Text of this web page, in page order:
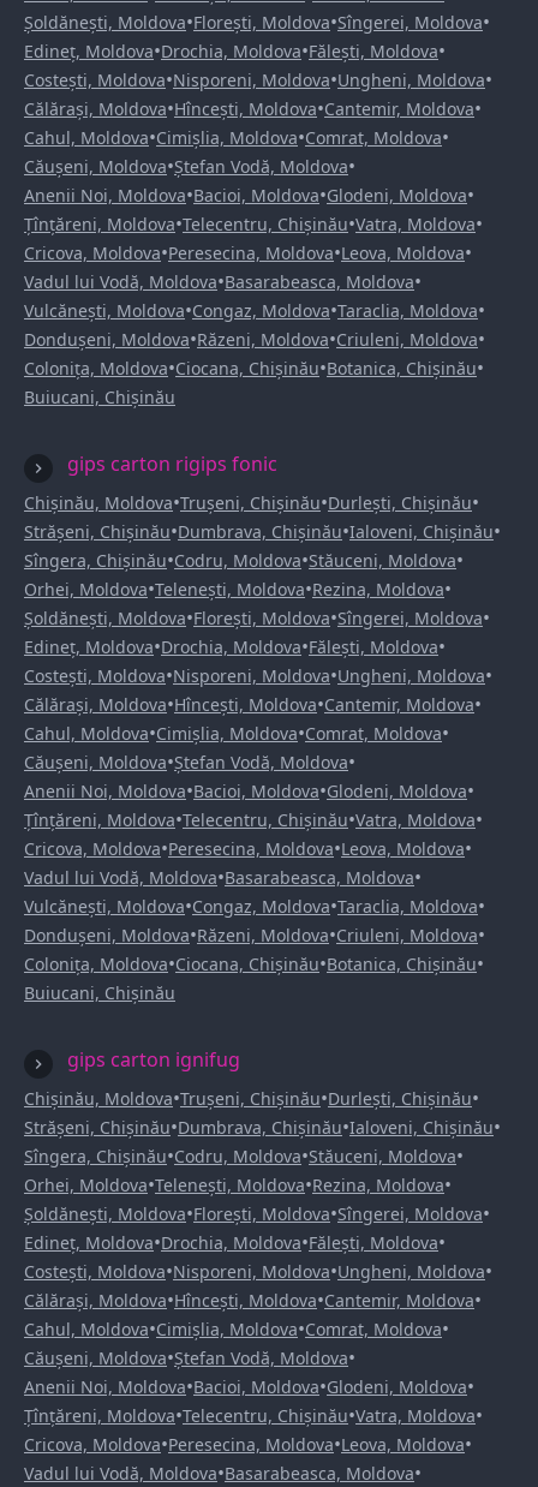
Șoldănești, Moldova•Florești, Moldova•Sîngerei, Moldova•
Edineț, Moldova•Drochia, Moldova•Fălești, Moldova•
Costești, Moldova•Nisporeni, Moldova•Ungheni, Moldova•
Călărași, Moldova•Hîncești, Moldova•Cantemir, Moldova•
Cahul, Moldova•Cimișlia, Moldova•Comrat, Moldova•
Căușeni, Moldova•Ștefan Vodă, Moldova•
Anenii Noi, Moldova•Bacioi, Moldova•Glodeni, Moldova•
Țînțăreni, Moldova•Telecentru, Chișinău•Vatra, Moldova•
Cricova, Moldova•Peresecina, Moldova•Leova, Moldova•
Vadul lui Vodă, Moldova•Basarabeasca, Moldova•
Vulcănești, Moldova•Congaz, Moldova•Taraclia, Moldova•
Dondușeni, Moldova•Răzeni, Moldova•Criuleni, Moldova•
Colonița, Moldova•Ciocana, Chișinău•Botanica, Chișinău•
Buiucani, Chișinău
gips carton rigips fonic
Chișinău, Moldova•Trușeni, Chișinău•Durlești, Chișinău•
Strășeni, Chișinău•Dumbrava, Chișinău•Ialoveni, Chișinău•
Sîngera, Chișinău•Codru, Moldova•Stăuceni, Moldova•
Orhei, Moldova•Telenești, Moldova•Rezina, Moldova•
Șoldănești, Moldova•Florești, Moldova•Sîngerei, Moldova•
Edineț, Moldova•Drochia, Moldova•Fălești, Moldova•
Costești, Moldova•Nisporeni, Moldova•Ungheni, Moldova•
Călărași, Moldova•Hîncești, Moldova•Cantemir, Moldova•
Cahul, Moldova•Cimișlia, Moldova•Comrat, Moldova•
Căușeni, Moldova•Ștefan Vodă, Moldova•
Anenii Noi, Moldova•Bacioi, Moldova•Glodeni, Moldova•
Țînțăreni, Moldova•Telecentru, Chișinău•Vatra, Moldova•
Cricova, Moldova•Peresecina, Moldova•Leova, Moldova•
Vadul lui Vodă, Moldova•Basarabeasca, Moldova•
Vulcănești, Moldova•Congaz, Moldova•Taraclia, Moldova•
Dondușeni, Moldova•Răzeni, Moldova•Criuleni, Moldova•
Colonița, Moldova•Ciocana, Chișinău•Botanica, Chișinău•
Buiucani, Chișinău
gips carton ignifug
Chișinău, Moldova•Trușeni, Chișinău•Durlești, Chișinău•
Strășeni, Chișinău•Dumbrava, Chișinău•Ialoveni, Chișinău•
Sîngera, Chișinău•Codru, Moldova•Stăuceni, Moldova•
Orhei, Moldova•Telenești, Moldova•Rezina, Moldova•
Șoldănești, Moldova•Florești, Moldova•Sîngerei, Moldova•
Edineț, Moldova•Drochia, Moldova•Fălești, Moldova•
Costești, Moldova•Nisporeni, Moldova•Ungheni, Moldova•
Călărași, Moldova•Hîncești, Moldova•Cantemir, Moldova•
Cahul, Moldova•Cimișlia, Moldova•Comrat, Moldova•
Căușeni, Moldova•Ștefan Vodă, Moldova•
Anenii Noi, Moldova•Bacioi, Moldova•Glodeni, Moldova•
Țînțăreni, Moldova•Telecentru, Chișinău•Vatra, Moldova•
Cricova, Moldova•Peresecina, Moldova•Leova, Moldova•
Vadul lui Vodă, Moldova•Basarabeasca, Moldova•